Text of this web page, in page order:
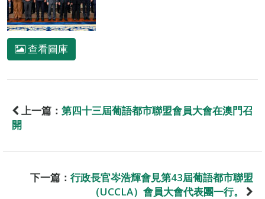
查看圖庫
上一篇： 第四十三屆葡語都市聯盟會員大會在澳門召
開
下一篇： 行政長官岑浩輝會見第43屆葡語都市聯盟
（UCCLA）會員大會代表團一行。